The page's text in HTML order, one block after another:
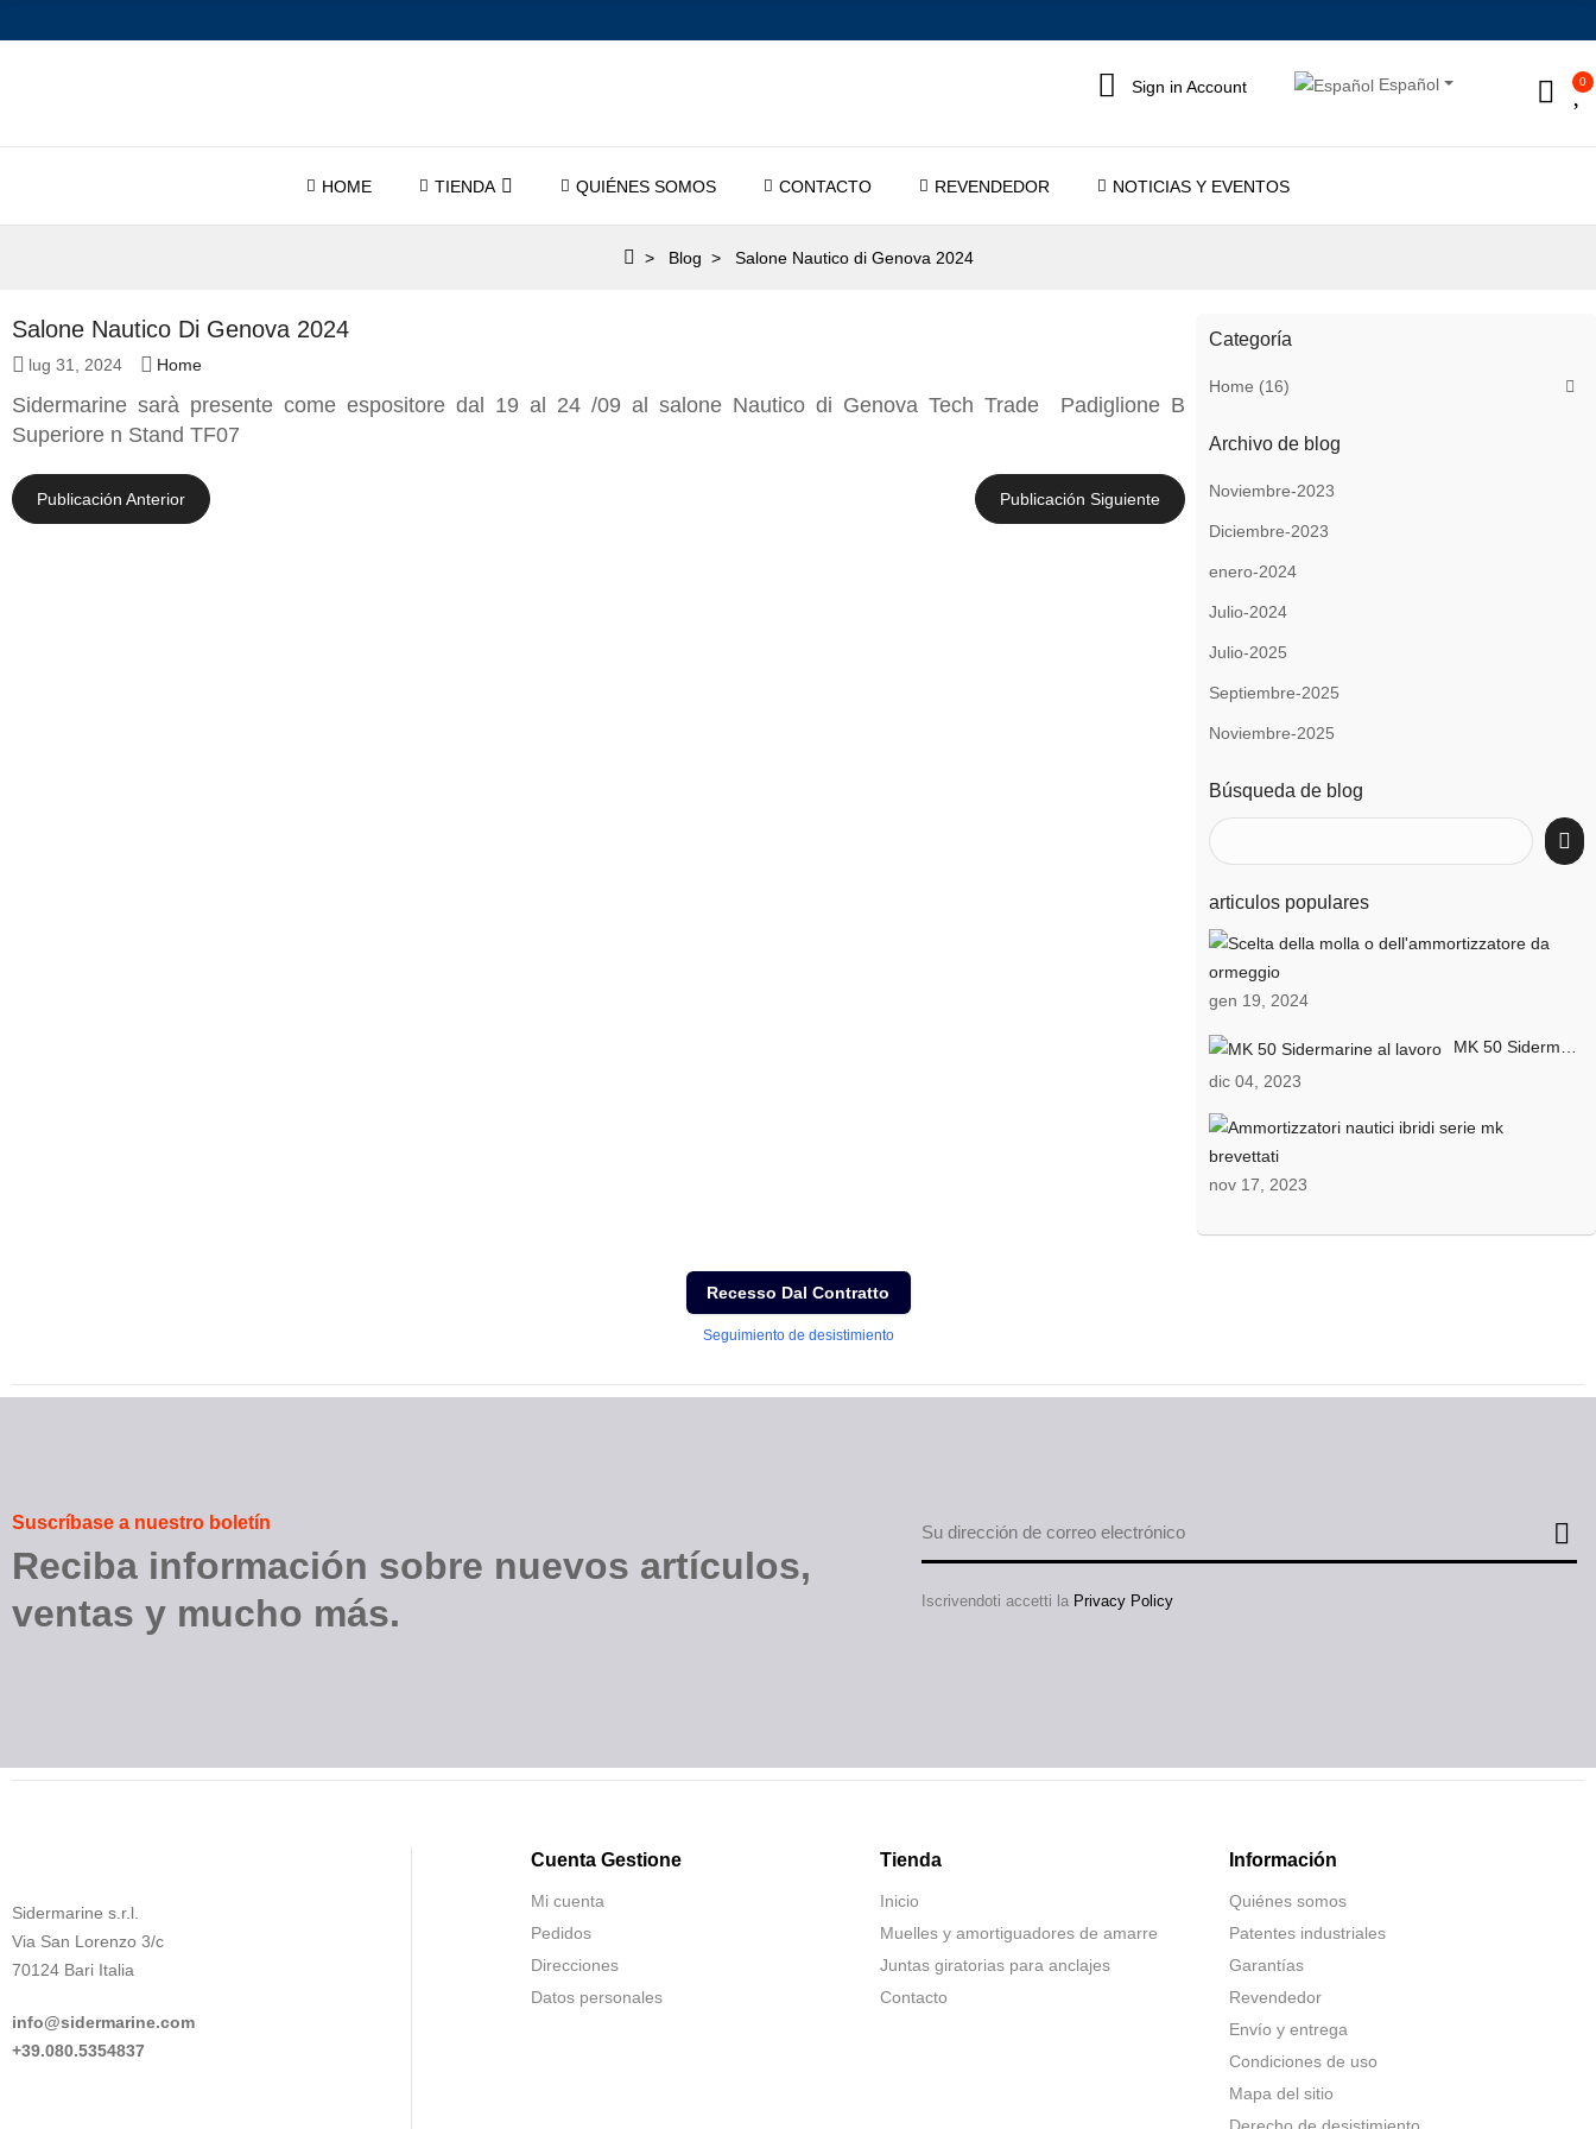
Sign in Account Español 0
HOME TIENDA QUIÉNES SOMOS CONTACTO REVENDEDOR NOTICIAS Y EVENTOS
Blog Salone Nautico di Genova 2024
Salone Nautico Di Genova 2024
lug 31, 2024 Home
Sidermarine sarà presente come espositore dal 19 al 24 /09 al salone Nautico di Genova Tech Trade Padiglione B
Superiore n Stand TF07
Publicación Anterior Publicación Siguiente
Categoría
Home (16)
Archivo de blog
Noviembre-2023
Diciembre-2023
enero-2024
Julio-2024
Julio-2025
Septiembre-2025
Noviembre-2025
Búsqueda de blog
articulos populares
gen 19, 2024
MK 50 Sidermarine al lavoro
dic 04, 2023
nov 17, 2023
Recesso Dal Contratto
Seguimiento de desistimiento
Suscríbase a nuestro boletín
Reciba información sobre nuevos artículos,
ventas y mucho más.
Iscrivendoti accetti la Privacy Policy
Sidermarine s.r.l.
Via San Lorenzo 3/c
70124 Bari Italia
info@sidermarine.com
+39.080.5354837
Cuenta Gestione
Mi cuenta
Pedidos
Direcciones
Datos personales
Tienda
Inicio
Muelles y amortiguadores de amarre
Juntas giratorias para anclajes
Contacto
Información
Quiénes somos
Patentes industriales
Garantías
Revendedor
Envío y entrega
Condiciones de uso
Mapa del sitio